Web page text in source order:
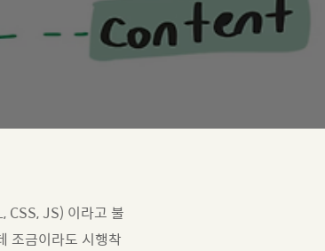
CSS, JS) 이라고 불
조금이라도 시행착